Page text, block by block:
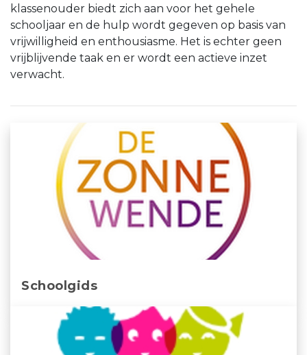
klassenouder biedt zich aan voor het gehele
schooljaar en de hulp wordt gegeven op basis van
vrijwilligheid en enthousiasme. Het is echter geen
vrijblijvende taak en er wordt een actieve inzet
verwacht.
Schoolgids